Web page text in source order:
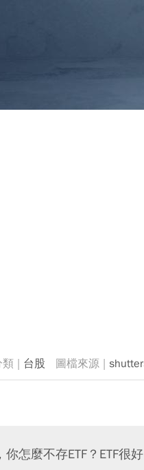
台股
怎麼不存ETF？ETF很